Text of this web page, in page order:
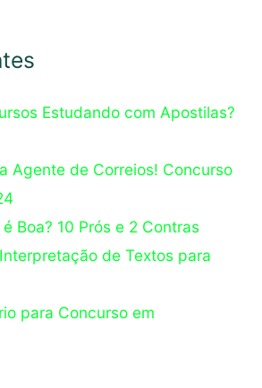
Estudando com Apostilas?
Agente de Correios! Concurso
Boa? 10 Prós e 2 Contras
de Textos para
para Concurso em